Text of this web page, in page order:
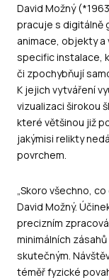
David Možný
pracuje s digitálně
animace, objekty
specific instalace,
či zpochybňují
K jejich vytváření
vizualizaci širokou
které většinou již
jakýmisi relikty
povrchem.
„Skoro všechno,
David Možný.
precizním
minimálních
skutečným.
téměř fyzické